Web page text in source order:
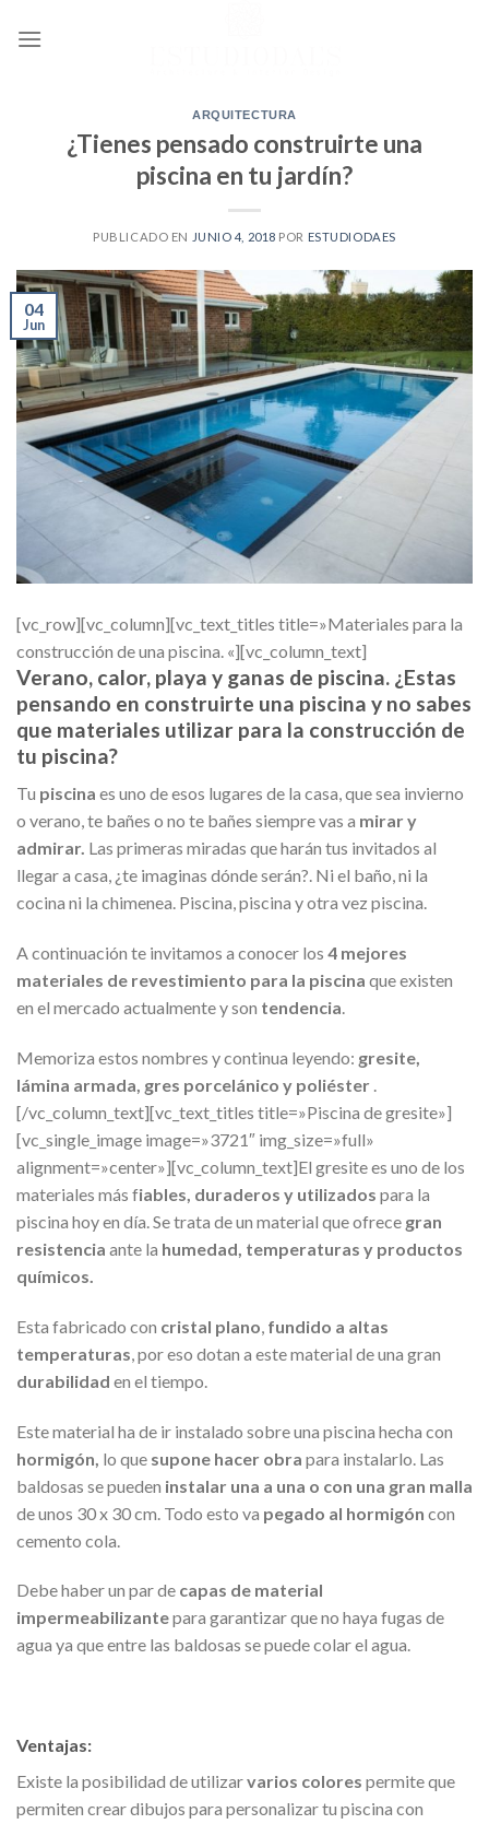
ARQUITECTURA
¿Tienes pensado construirte una
piscina en tu jardín?
PUBLICADO EN JUNIO 4, 2018 POR ESTUDIODAES
04
Jun
[vc_row][vc_column][vc_text_titles title=»Materiales para la
construcción de una piscina. «][vc_column_text]
Verano, calor, playa y ganas de piscina. ¿Estas
pensando en construirte una piscina y no sabes
que materiales utilizar para la construcción de
tu piscina?
Tu piscina es uno de esos lugares de la casa, que sea invierno
o verano, te bañes o no te bañes siempre vas a mirar y
admirar. Las primeras miradas que harán tus invitados al
llegar a casa, ¿te imaginas dónde serán?. Ni el baño, ni la
cocina ni la chimenea. Piscina, piscina y otra vez piscina.
A continuación te invitamos a conocer los 4 mejores
materiales de revestimiento para la piscina que existen
en el mercado actualmente y son tendencia.
Memoriza estos nombres y continua leyendo: gresite,
lámina armada, gres porcelánico y poliéster .
[/vc_column_text][vc_text_titles title=»Piscina de gresite»]
[vc_single_image image=»3721″ img_size=»full»
alignment=»center»][vc_column_text]El gresite es uno de los
materiales más fiables, duraderos y utilizados para la
piscina hoy en día. Se trata de un material que ofrece gran
resistencia ante la humedad, temperaturas y productos
químicos.
Esta fabricado con cristal plano, fundido a altas
temperaturas, por eso dotan a este material de una gran
durabilidad en el tiempo.
Este material ha de ir instalado sobre una piscina hecha con
hormigón, lo que supone hacer obra para instalarlo. Las
baldosas se pueden instalar una a una o con una gran malla
de unos 30 x 30 cm. Todo esto va pegado al hormigón con
cemento cola.
Debe haber un par de capas de material
impermeabilizantepara garantizar que no haya fugas de
agua ya que entre las baldosas se puede colar el agua.
Ventajas:
Existe la posibilidad de utilizarvarios colores permite que
permiten crear dibujos para personalizar tu piscina con